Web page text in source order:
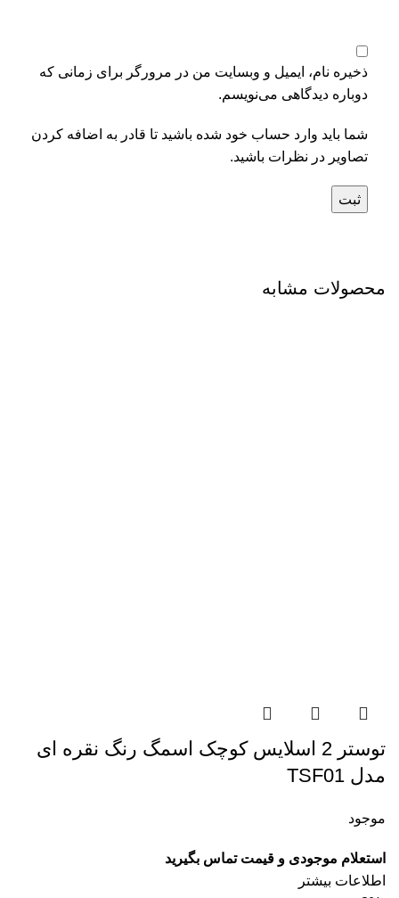
ذخیره نام، ایمیل و وبسایت من در مرورگر برای زمانی که
دوباره دیدگاهی می‌نویسم.
شما باید وارد حساب خود شده باشید تا قادر به اضافه کردن
تصاویر در نظرات باشید.
محصولات مشابه
توستر 2 اسلایس کوچک اسمگ رنگ نقره ای
مدل TSF01
موجود
استعلام موجودی و قیمت تماس بگیرید
اطلاعات بیشتر